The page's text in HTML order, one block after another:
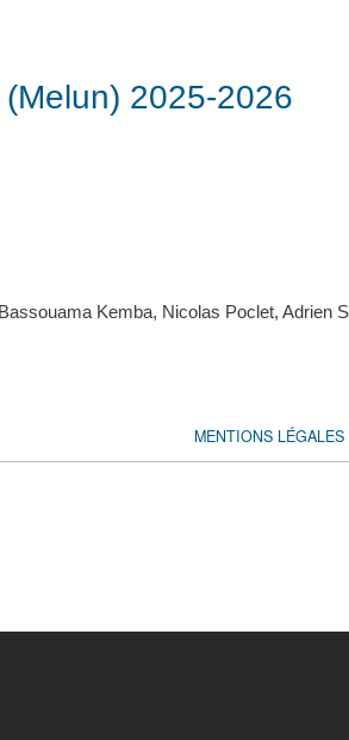
2025-2026
Kemba, Nicolas Poclet, Adrien
MENTIONS LÉGALES